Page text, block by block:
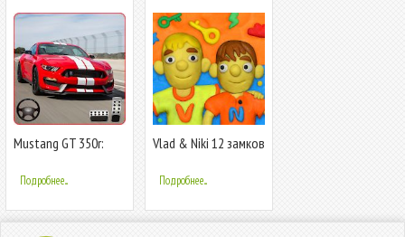
Mustang GT 350r:
городской трюк
Подробнее...
Vlad & Niki 12 замков
Подробнее...